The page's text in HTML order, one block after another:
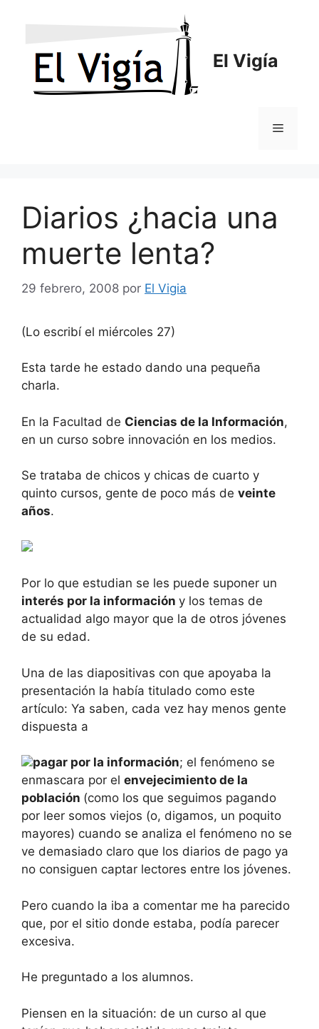
El Vigía
Menú
Diarios ¿hacia una
muerte lenta?
29 febrero, 2008 por El Vigia
(Lo escribí el miércoles 27)
Esta tarde he estado dando una pequeña
charla.
En la Facultad de Ciencias de la Información,
en un curso sobre innovación en los medios.
Se trataba de chicos y chicas de cuarto y
quinto cursos, gente de poco más de veinte
años.
Por lo que estudian se les puede suponer un
interés por la información y los temas de
actualidad algo mayor que la de otros jóvenes
de su edad.
Una de las diapositivas con que apoyaba la
presentación la había titulado como este
artículo: Ya saben, cada vez hay menos gente
dispuesta a
pagar por la información; el fenómeno se
enmascara por el envejecimiento de la
población (como los que seguimos pagando
por leer somos viejos (o, digamos, un poquito
mayores) cuando se analiza el fenómeno no se
ve demasiado claro que los diarios de pago ya
no consiguen captar lectores entre los jóvenes.
Pero cuando la iba a comentar me ha parecido
que, por el sitio donde estaba, podía parecer
excesiva.
He preguntado a los alumnos.
Piensen en la situación: de un curso al que